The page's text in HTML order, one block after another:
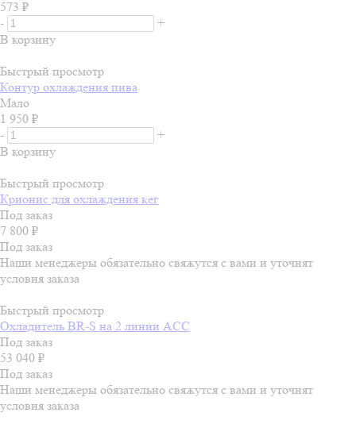
573 ₽
-
+
В корзину
Быстрый просмотр
Контур охлаждения пива
Мало
1 950 ₽
-
+
В корзину
Быстрый просмотр
Крионис для охлаждения кег
Под заказ
7 800 ₽
Под заказ
Наши менеджеры обязательно свяжутся с вами и уточнят
условия заказа
Быстрый просмотр
Охладитель BR-S на 2 линии ACC
Под заказ
53 040 ₽
Под заказ
Наши менеджеры обязательно свяжутся с вами и уточнят
условия заказа